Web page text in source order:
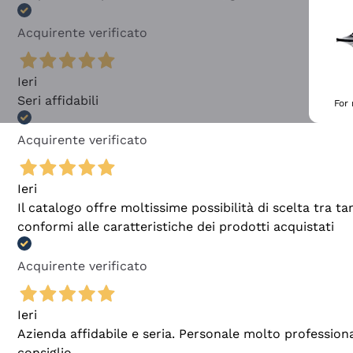
Acquirente verificato
Ieri
Seri affidabili
Acquirente verificato
Ieri
Il catalogo offre moltissime possibilità di scelta tra
conformi alle caratteristiche dei prodotti acquistati
Acquirente verificato
Ieri
Azienda affidabile e seria. Personale molto
For